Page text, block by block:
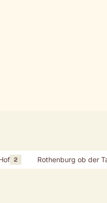
2 Rothenburg ob der